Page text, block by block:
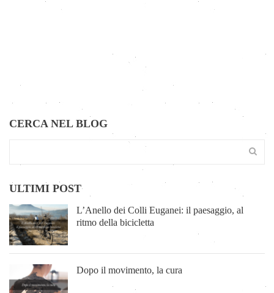
CERCA NEL BLOG
ULTIMI POST
L’Anello dei Colli Euganei: il paesaggio, al
ritmo della bicicletta
Dopo il movimento, la cura